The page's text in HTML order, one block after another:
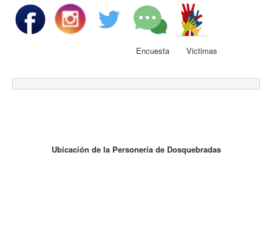
Transparencia
Participa
Encuesta Victimas
Ubicación de la Personería de Dosquebradas